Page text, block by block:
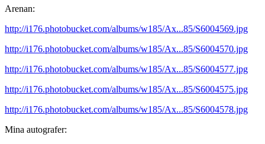
Arenan:
http://i176.photobucket.com/albums/w185/Ax...85/S6004569.jpg
http://i176.photobucket.com/albums/w185/Ax...85/S6004570.jpg
http://i176.photobucket.com/albums/w185/Ax...85/S6004577.jpg
http://i176.photobucket.com/albums/w185/Ax...85/S6004575.jpg
http://i176.photobucket.com/albums/w185/Ax...85/S6004578.jpg
Mina autografer: